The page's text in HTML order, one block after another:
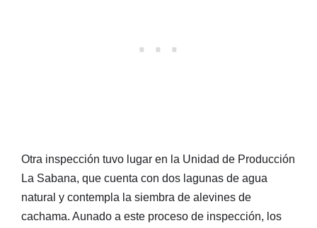
Otra inspección tuvo lugar en la Unidad de Producción
La Sabana, que cuenta con dos lagunas de agua
natural y contempla la siembra de alevines de
cachama. Aunado a este proceso de inspección, los